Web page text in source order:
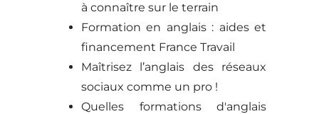
à connaître sur le terrain
Formation en anglais : aides et
financement France Travail
Maîtrisez l’anglais des réseaux
sociaux comme un pro !
Quelles formations d'anglais